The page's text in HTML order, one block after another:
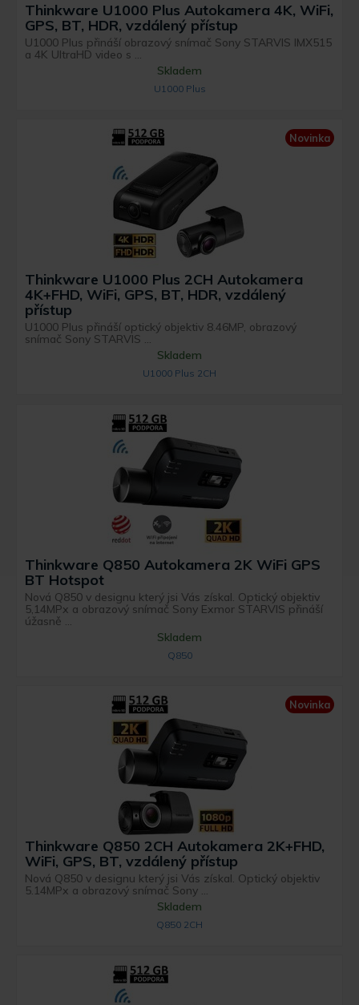
Thinkware U1000 Plus Autokamera 4K, WiFi,
GPS, BT, HDR, vzdálený přístup
U1000 Plus přináší obrazový snímač Sony STARVIS IMX515
a 4K UltraHD video s ...
Skladem
U1000 Plus
Novinka
Thinkware U1000 Plus 2CH Autokamera
4K+FHD, WiFi, GPS, BT, HDR, vzdálený
přístup
U1000 Plus přináší optický objektiv 8.46MP, obrazový
snímač Sony STARVIS ...
Skladem
U1000 Plus 2CH
Thinkware Q850 Autokamera 2K WiFi GPS
BT Hotspot
Nová Q850 v designu který jsi Vás získal. Optický objektiv
5,14MPx a obrazový snímač Sony Exmor STARVIS přináší
úžasně ...
Skladem
Q850
Novinka
Thinkware Q850 2CH Autokamera 2K+FHD,
WiFi, GPS, BT, vzdálený přístup
Nová Q850 v designu který jsi Vás získal. Optický objektiv
5.14MPx a obrazový snímač Sony ...
Skladem
Q850 2CH